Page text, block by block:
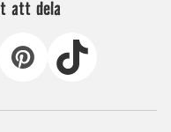
att dela